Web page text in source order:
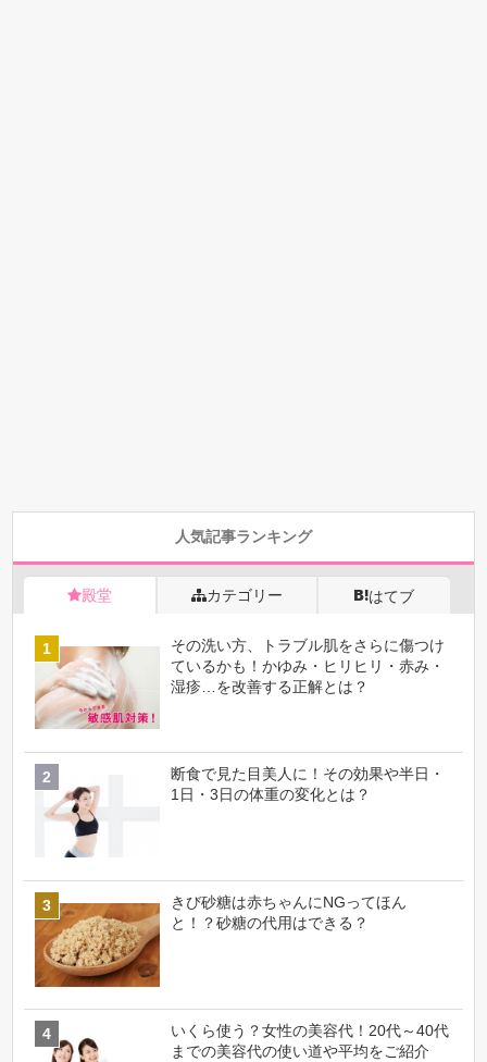
人気記事ランキング
殿堂 カテゴリー はてブ
その洗い方、トラブル肌をさらに傷つけ
ているかも！かゆみ・ヒリヒリ・赤み・
湿疹…を改善する正解とは？
断食で見た目美人に！その効果や半日・
1日・3日の体重の変化とは？
きび砂糖は赤ちゃんにNGってほん
と！？砂糖の代用はできる？
いくら使う？女性の美容代！20代～40代
までの美容代の使い道や平均をご紹介